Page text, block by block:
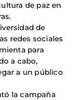
de paz en
de
redes sociales
para
a cabo,
a un público
la campaña